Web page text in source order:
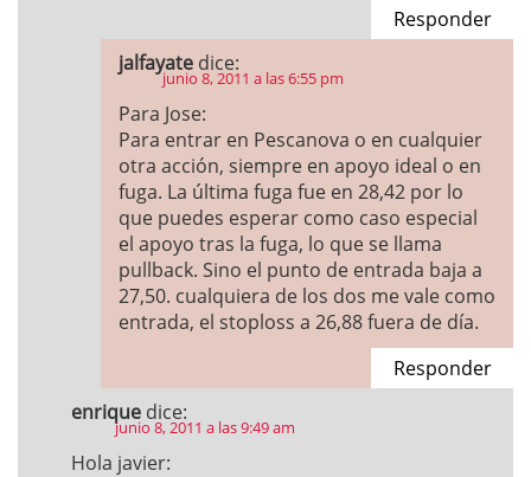
Responder
jalfayate dice:
junio 8, 2011 a las 6:55 pm
Para Jose:
Para entrar en Pescanova o en cualquier
otra acción, siempre en apoyo ideal o en
fuga. La última fuga fue en 28,42 por lo
que puedes esperar como caso especial
el apoyo tras la fuga, lo que se llama
pullback. Sino el punto de entrada baja a
27,50. cualquiera de los dos me vale como
entrada, el stoploss a 26,88 fuera de día.
Responder
enrique dice:
junio 8, 2011 a las 9:49 am
Hola javier: